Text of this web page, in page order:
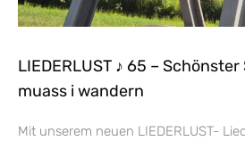
LIEDERLUST ♪ 65 –
muass i wandern
Mit unserem neuen LIEDERLUST-